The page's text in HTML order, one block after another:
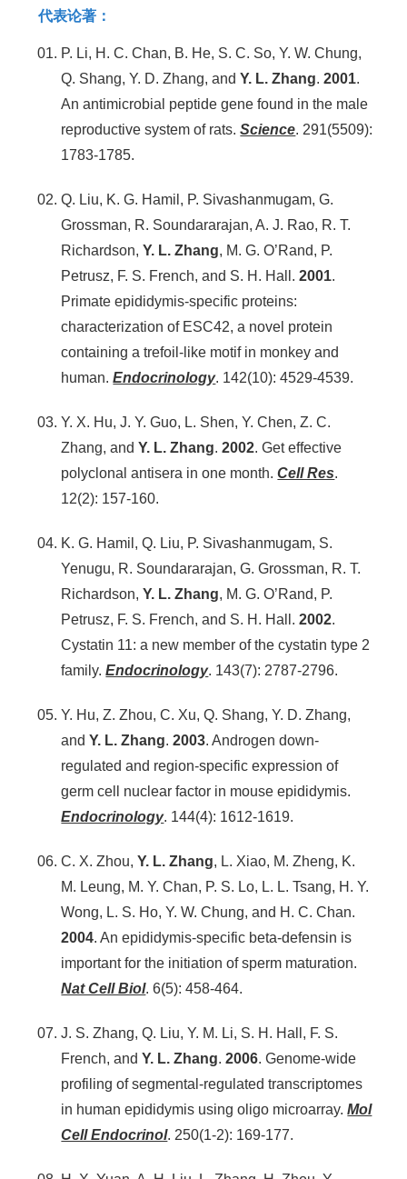
代表论著：
P. Li, H. C. Chan, B. He, S. C. So, Y. W. Chung,
Q. Shang, Y. D. Zhang, andY. L. Zhang.2001.
An antimicrobial peptide gene found in the male
reproductive system of rats.Science. 291(5509):
1783-1785.
Q. Liu, K. G. Hamil, P. Sivashanmugam, G.
Grossman, R. Soundararajan, A. J. Rao, R. T.
Richardson,Y. L. Zhang, M. G. O’Rand, P.
Petrusz, F. S. French, and S. H. Hall.2001.
Primate epididymis-specific proteins:
characterization of ESC42, a novel protein
containing a trefoil-like motif in monkey and
human.Endocrinology. 142(10): 4529-4539.
Y. X. Hu, J. Y. Guo, L. Shen, Y. Chen, Z. C.
Zhang, andY. L. Zhang.2002. Get effective
polyclonal antisera in one month.Cell Res.
12(2): 157-160.
K. G. Hamil, Q. Liu, P. Sivashanmugam, S.
Yenugu, R. Soundararajan, G. Grossman, R. T.
Richardson,Y. L. Zhang, M. G. O’Rand, P.
Petrusz, F. S. French, and S. H. Hall.2002.
Cystatin 11: a new member of the cystatin type 2
family.Endocrinology. 143(7): 2787-2796.
Y. Hu, Z. Zhou, C. Xu, Q. Shang, Y. D. Zhang,
andY. L. Zhang.2003. Androgen down-
regulated and region-specific expression of
germ cell nuclear factor in mouse epididymis.
Endocrinology. 144(4): 1612-1619.
C. X. Zhou,Y. L. Zhang, L. Xiao, M. Zheng, K.
M. Leung, M. Y. Chan, P. S. Lo, L. L. Tsang, H. Y.
Wong, L. S. Ho, Y. W. Chung, and H. C. Chan.
2004. An epididymis-specific beta-defensin is
important for the initiation of sperm maturation.
Nat Cell Biol. 6(5): 458-464.
J. S. Zhang, Q. Liu, Y. M. Li, S. H. Hall, F. S.
French, andY. L. Zhang.2006. Genome-wide
profiling of segmental-regulated transcriptomes
in human epididymis using oligo microarray.Mol
Cell Endocrinol. 250(1-2): 169-177.